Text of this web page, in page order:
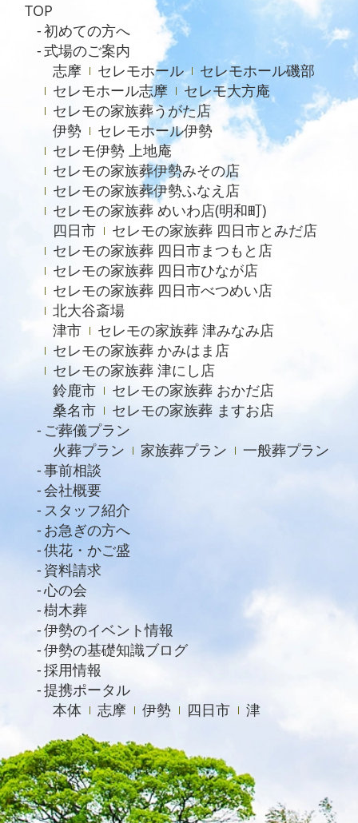
2023年10月
2023年9月
2023年8月
2023年6月
2023年5月
2023年4月
2023年3月
2023年2月
2022年12月
2022年9月
2022年8月
2022年4月
2022年2月
2021年11月
2021年6月
2021年4月
2021年2月
2021年1月
2020年12月
2020年11月
2020年10月
2020年9月
2020年8月
2020年7月
2020年6月
2020年4月
TOP
初めての方へ
式場のご案内
志摩
セレモホール
セレモホール磯部
セレモホール志摩
セレモ大方庵
セレモの家族葬うがた店
伊勢
セレモホール伊勢
セレモ伊勢 上地庵
セレモの家族葬伊勢みその店
セレモの家族葬伊勢ふなえ店
セレモの家族葬 めいわ店(明和町)
四日市
セレモの家族葬 四日市とみだ店
セレモの家族葬 四日市まつもと店
セレモの家族葬 四日市ひなが店
セレモの家族葬 四日市べつめい店
北大谷斎場
津市
セレモの家族葬 津みなみ店
セレモの家族葬 かみはま店
セレモの家族葬 津にし店
鈴鹿市
セレモの家族葬 おかだ店
桑名市
セレモの家族葬 ますお店
ご葬儀プラン
火葬プラン
家族葬プラン
一般葬プラン
事前相談
会社概要
スタッフ紹介
お急ぎの方へ
供花・かご盛
資料請求
心の会
樹木葬
伊勢のイベント情報
伊勢の基礎知識ブログ
採用情報
提携ポータル
本体
志摩 伊勢 四日市 津